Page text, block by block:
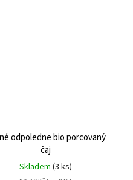
odpoledne bio porcovaný
čaj
Skladem (3 ks)